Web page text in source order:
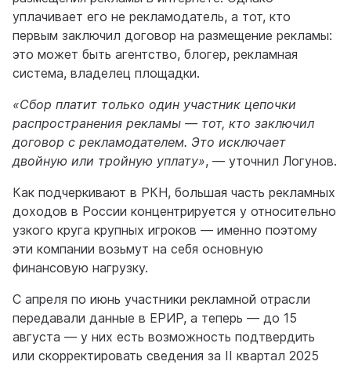
уплачивает его не рекламодатель, а тот, кто
первым заключил договор на размещение рекламы:
это может быть агентство, блогер, рекламная
система, владелец площадки.
«Сбор платит только один участник цепочки
распространения рекламы — тот, кто заключил
договор с рекламодателем. Это исключает
двойную или тройную уплату», — уточнил Логунов.
Как подчеркивают в РКН, большая часть рекламных
доходов в России концентрируется у относительно
узкого круга крупных игроков — именно поэтому
эти компании возьмут на себя основную
финансовую нагрузку.
С апреля по июнь участники рекламной отрасли
передавали данные в ЕРИР, а теперь — до 15
августа — у них есть возможность подтвердить
или скорректировать сведения за II квартал 2025